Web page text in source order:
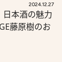
2024.12.27
日本酒の魅力
藤原樹のお